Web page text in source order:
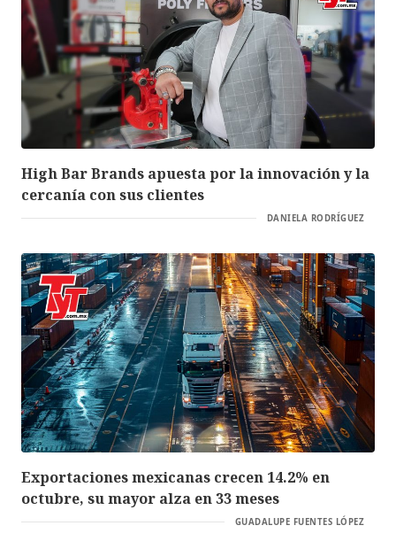
High Bar Brands apuesta por la innovación y la
cercanía con sus clientes
DANIELA RODRÍGUEZ
Exportaciones mexicanas crecen 14.2% en
octubre, su mayor alza en 33 meses
GUADALUPE FUENTES LÓPEZ